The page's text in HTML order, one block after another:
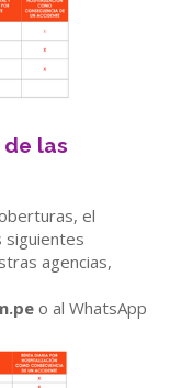
las
el
siguientes
agencias,
o al WhatsApp